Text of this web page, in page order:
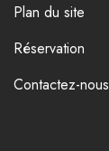
Plan du site
Réservation
Contactez-nous